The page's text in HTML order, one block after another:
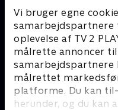
Vi bruger egne
samarbejdspartnere
oplevelse af TV 2
målrette annoncer til
samarbejdspartnere
målrettet
platforme. Du kan
herunder, og du
Vicke Viking
Børneserier • 1 sæsoner